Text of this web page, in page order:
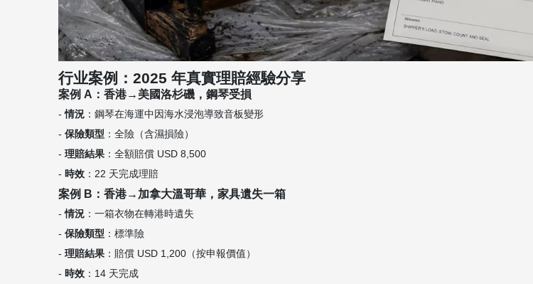
行业案例：2025 年真實理賠經驗分享
案例 A：香港→美國洛杉磯，鋼琴受損
-情況 ：鋼琴在海運中因海水浸泡導致音板變形
- 保險類型 ：全險（含濕損險）
- 理賠結果 ：全額賠償 USD 8,500
- 時效 ：22 天完成理賠
案例 B：香港→加拿大溫哥華，家具遺失一箱
-情況 ：一箱衣物在轉港時遺失
- 保險類型 ：標準險
- 理賠結果 ：賠償 USD 1,200（按申報價值）
- 時效 ：14 天完成